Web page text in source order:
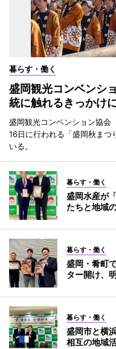
暮らす・働く
盛岡観光コンベンシ
統に触れるきっかけ
盛岡観光コンベンション協会
16日に行われる「盛岡秋まつ
いる。
暮らす・働く
盛岡水産が
たちと地域
暮らす・働く
盛岡・肴町
ター開け、
暮らす・働く
盛岡市と横
相互の地域